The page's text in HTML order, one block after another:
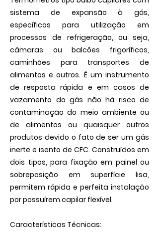
sistema de expansão à gás,
específicos para utilização em
processos de refrigeração, ou seja,
câmaras ou balcões frigoríficos,
caminhões para transportes de
alimentos e outros. É um instrumento
de resposta rápida e em casos de
vazamento do gás não há risco de
contaminação do meio ambiente ou
de alimentos ou quaisquer outros
produtos devido o fato de ser um gás
inerte e isento de CFC. Construídos em
dois tipos, para fixação em painel ou
sobreposição em superfície lisa,
permitem rápida e perfeita instalação
por possuírem capilar flexível.
Características Técnicas: